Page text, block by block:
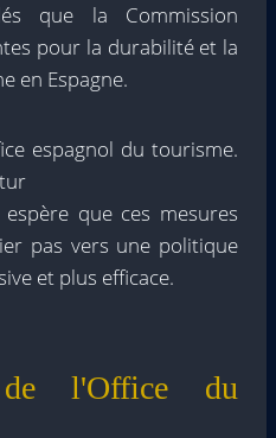
que la Commission
pour la durabilité et la
en Espagne.
espagnol du tourisme.
que ces mesures
pas vers une politique
et plus efficace.
l'Office du